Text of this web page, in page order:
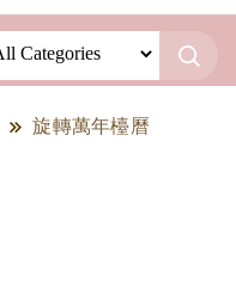
旋轉萬年檯曆